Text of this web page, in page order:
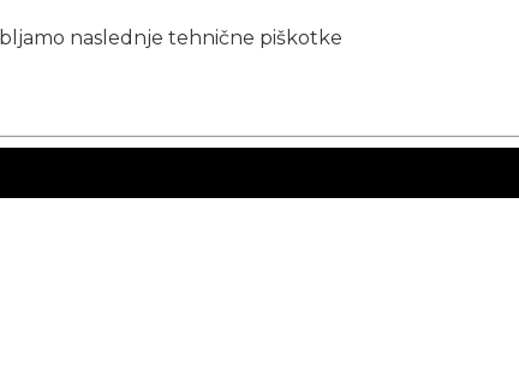
naslednje tehnične piškotke